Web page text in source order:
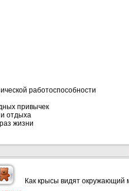
работоспособности
привычек
отдыха
жизни
Как крысы видят окружающий